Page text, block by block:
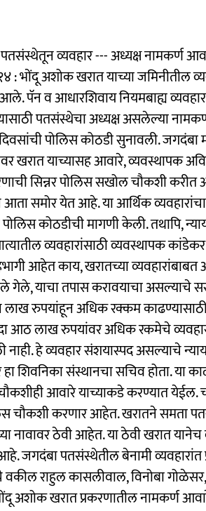
व्यवहार --- अध्यक्ष नामकर्ण
: भोंदू अशोक खरात याच्या जमिनीतील
पॅन व आधारशिवाय नियमबाह्य
पतसंस्थेचा अध्यक्ष असलेल्या
पोलिस कोठडी सुनावली.
खरात याच्यासह आवारे, व्यवस्थापक
सिन्नर पोलिस सखोल चौकशी करीत
समोर येत आहे. या आर्थिक व्यवहारांचा
कोठडीची मागणी केली. तथापि,
व्यवहारांसाठी व्यवस्थापक
आहेत काय, खरातच्या व्यवहारांबाबत
गेले, याचा तपास करावयाचा असल्याचे
रुपयांहून अधिक रक्कम
आठ लाख रुपयांवर अधिक रकमेचे
हे व्यवहार संशयास्पद असल्याचे
शिवनिका संस्थानचा सचिव होता. या
आवारे याच्याकडे करण्यात येईल.
चौकशी करणार आहेत. खरातने समता
नावावर ठेवी आहेत. या ठेवी खरात
जगदंबा पतसंस्थेतील बेनामी व्यवहारांत
राहुल कासलीवाल, विनोबा
अशोक खरात प्रकरणातील नामकर्ण